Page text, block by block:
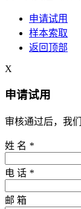
申请试用
样本索取
返回顶部
X
申请试用
审核通过后，我
姓 名 *
电 话 *
邮 箱